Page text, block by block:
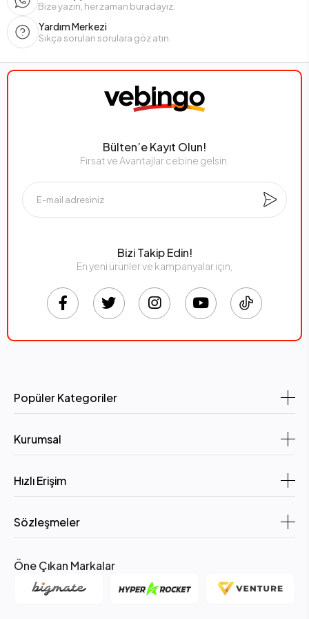
Bize yazın, her zaman buradayız.
Yardım Merkezi
Sıkça sorulan sorulara göz atın.
Bülten’e Kayıt Olun!
Fırsat ve Avantajlar cebine gelsin.
Bizi Takip Edin!
En yeni ürünler ve kampanyalar için,
Popüler Kategoriler
Kurumsal
Hızlı Erişim
Sözleşmeler
Öne Çıkan Markalar